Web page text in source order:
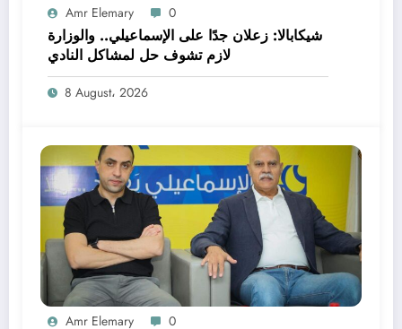
Amr Elemary 0
شيكابالا: زعلان جدًا على الإسماعيلي.. والوزارة
لازم تشوف حل لمشاكل النادي
8 August، 2026
Amr Elemary 0